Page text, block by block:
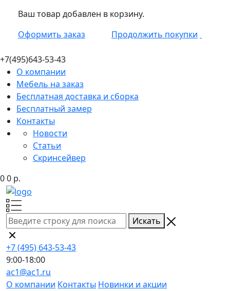
Ваш товар добавлен в корзину.
Оформить заказ
Продолжить покупки
+7(495)643-53-43
О компании
Мебель на заказ
Бесплатная доставка и сборка
Бесплатный замер
Контакты
Новости
Статьи
Скринсейвер
00 р.
Искать
+7 (495) 643-53-43
9:00-18:00
ac1@ac1.ru
О компании Контакты Новинки и акции